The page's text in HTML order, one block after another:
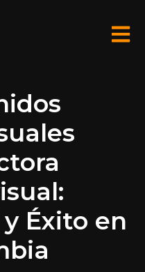
Éxito en